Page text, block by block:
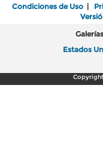
Condiciones de Uso |
Estados